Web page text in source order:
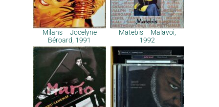
Milans – Jocelyne
Béroard, 1991
Matebis – Malavoi,
1992